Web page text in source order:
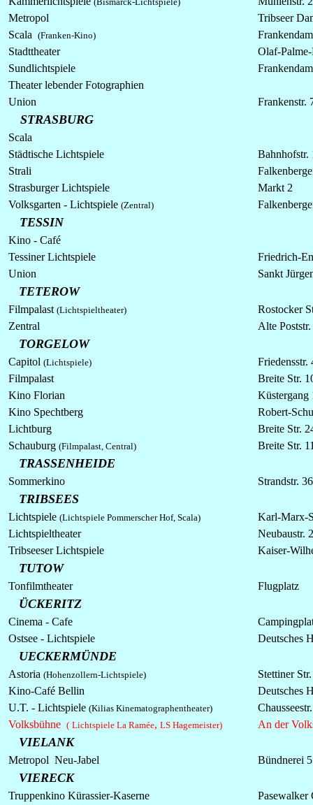
Metropol
Tribseer
Scala (Franken-Kino)
Stadttheater
Olaf-
Sundlichtspiele
Theater lebender Fotographien
Union
Frankenstr.
STRASBURG
Scala
Städtische Lichtspiele
Bahnhofstr.
Strali
Strasburger Lichtspiele
Markt 2
Volksgarten - Lichtspiele (Zentral)
TESSIN
Kino - Café
TessinerLichtspiele
Friedrich-
Union
Sankt
TETEROW
Filmpalast (Lichtspieltheater)
Rostocker
Zentral
Alte
TORGELOW
Capitol (Lichtspiele)
Friedensstr.
Filmpalast
Breite Str.
Kino Florian
Küstergang
Kino Spechtberg
Robert-
Lichtburg
Breite Str.
Schauburg (Filmpalast, Central) Breite Str.
TRASSENHEIDE
Sommerkino Strandstr. 36
TRIBSEES
Lichtspiele (Lichtspiele Pommerscher Hof, Scala)
Karl-Marx-
Lichtspieltheater
Neubaustr.
Tribseeser Lichtspiele
Kaiser-
TUTOW
Tonfilmtheater Flugplatz
ÜCKERITZ
Cinema - Cafe
Ostsee - Lichtspiele
Deutsches
UECKERMÜNDE
Astoria (Hohenzollern-Lichtspiele)
Stettiner
Kino-Café Bellin
Deutsches
U.T. - Lichtspiele (Kilias Kinematographentheater)
Volksbühne ( Lichtspiele La Ramée, LS Hagemeister) An der
VIELANK
Metropol Neu-Jabel Bündnerei 5
VIERECK
Truppenkino Kürassier-Kaserne Pasewalker